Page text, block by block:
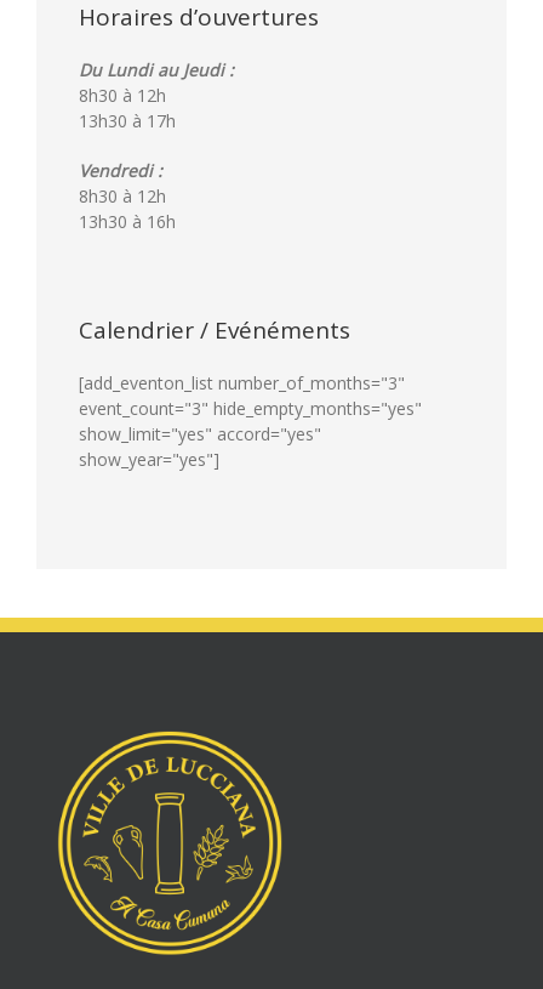
Horaires d’ouvertures
Du Lundi au Jeudi :
8h30 à 12h
13h30 à 17h
Vendredi :
8h30 à 12h
13h30 à 16h
Calendrier / Evénéments
[add_eventon_list number_of_months="3"
event_count="3" hide_empty_months="yes"
show_limit="yes" accord="yes"
show_year="yes"]